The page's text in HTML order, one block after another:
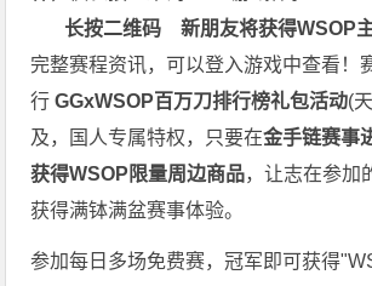
长按二维码新朋友将获得WSOP
完整赛程资讯，可以登入游戏中查看！
行 GGxWSOP百万刀排行榜礼包活动(
及，国人专属特权，只要在金手链赛事
获得WSOP限量周边商品，让志在参加
获得满钵满盆赛事体验。
参加每日多场免费赛，冠军即可获得